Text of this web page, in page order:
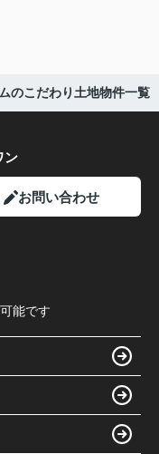
のこだわり土地物件一覧
ン
お問い合わせ
能です